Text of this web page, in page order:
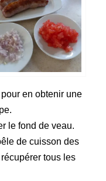
en obtenir une
le fond de veau.
de cuisson des
tous les